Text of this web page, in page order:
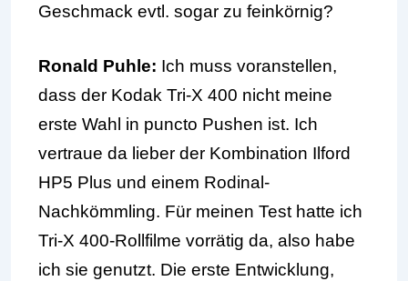
Geschmack evtl. sogar zu feinkörnig?
Ronald Puhle: Ich muss voranstellen,
dass der Kodak Tri-X 400 nicht meine
erste Wahl in puncto Pushen ist. Ich
vertraue da lieber der Kombination Ilford
HP5 Plus und einem Rodinal-
Nachkömmling. Für meinen Test hatte ich
Tri-X 400-Rollfilme vorrätig da, also habe
ich sie genutzt. Die erste Entwicklung,